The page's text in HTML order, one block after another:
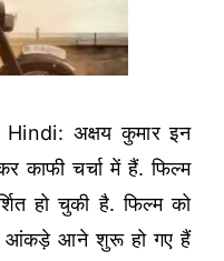
अक्षय कुमार इन
काफी चर्चा में हैं. फिल्म
हो चुकी है. फिल्म को
आंकड़े आने शुरू हो गए हैं